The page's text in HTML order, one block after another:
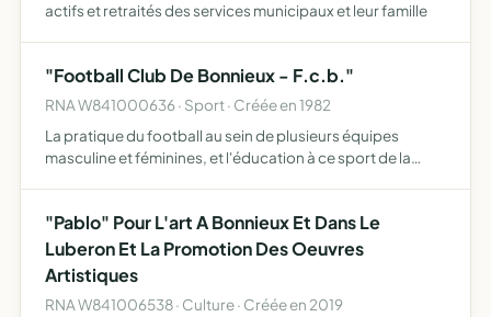
actifs et retraités des services municipaux et leur famille
"Football Club De Bonnieux - F.c.b."
RNA W841000636 · Sport · Créée en 1982
La pratique du football au sein de plusieurs équipes
masculine et féminines, et l'éducation à ce sport de la
"Pablo" Pour L'art A Bonnieux Et Dans Le
Luberon Et La Promotion Des Oeuvres
Artistiques
RNA W841006538 · Culture · Créée en 2019